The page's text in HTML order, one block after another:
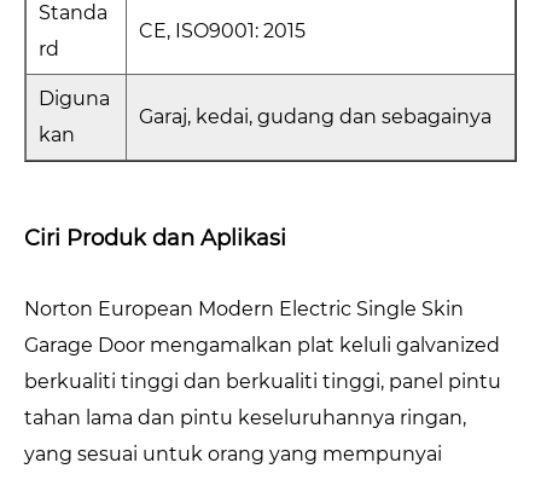
Standa
rd
CE, ISO9001: 2015
Diguna
kan
Garaj, kedai, gudang dan sebagainya
Ciri Produk dan Aplikasi
Norton European Modern Electric Single Skin
Garage Door mengamalkan plat keluli galvanized
berkualiti tinggi dan berkualiti tinggi, panel pintu
tahan lama dan pintu keseluruhannya ringan,
yang sesuai untuk orang yang mempunyai